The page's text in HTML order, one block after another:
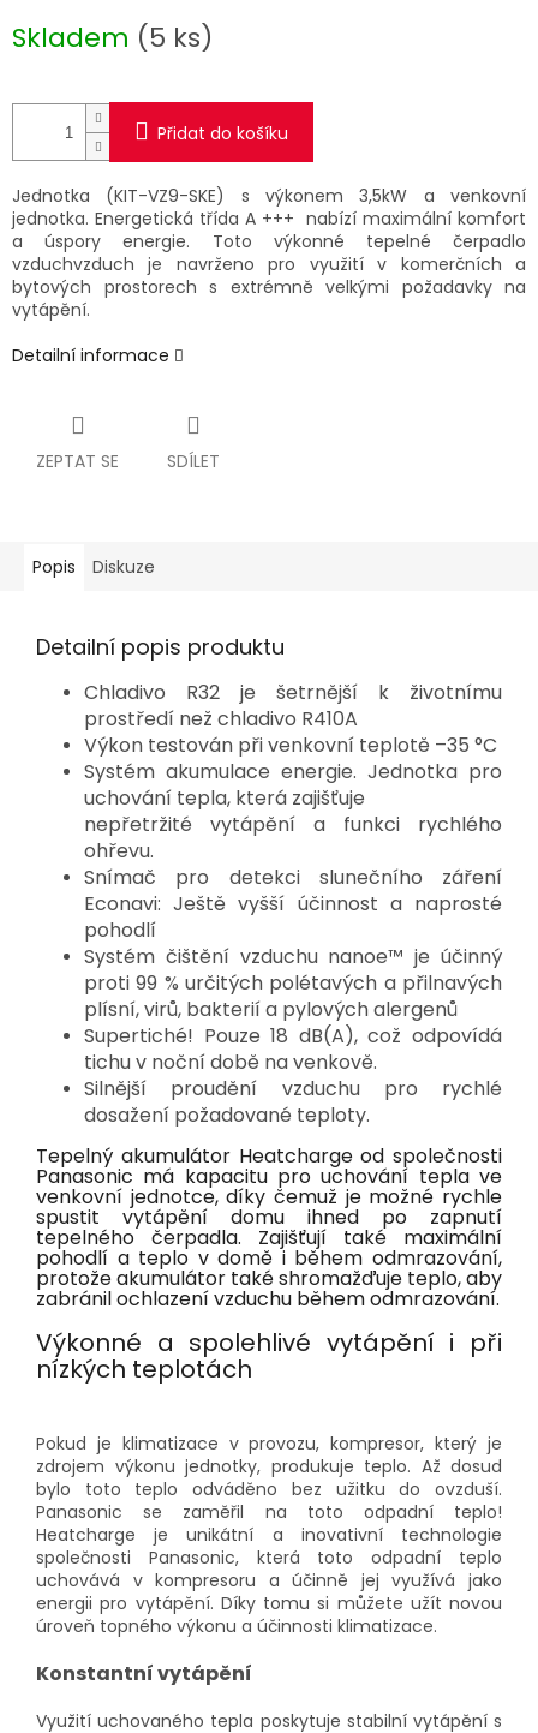
cena:
Skladem (5 ks)
Přidat do košíku
Jednotka (KIT-VZ9-SKE) s výkonem 3,5kW a venkovní
jednotka. Energetická třída A +++ nabízí maximální komfort
a úspory energie. Toto výkonné tepelné čerpadlo
vzduchvzduch je navrženo pro využití v komerčních a
bytových prostorech s extrémně velkými požadavky na
vytápění.
Detailní informace
ZEPTAT SE SDÍLET
Popis Diskuze
Detailní popis produktu
Chladivo R32 je šetrnější k životnímu
prostředí než chladivo R410A
Výkon testován při venkovní teplotě –35 °C
Systém akumulace energie. Jednotka pro
uchování tepla, která zajišťuje
nepřetržité vytápění a funkci rychlého
ohřevu.
Snímač pro detekci slunečního záření
Econavi: Ještě vyšší účinnost a naprosté
pohodlí
Systém čištění vzduchu nanoe™ je účinný
proti 99 % určitých polétavých a přilnavých
plísní, virů, bakterií a pylových alergenů
Supertiché! Pouze 18 dB(A), což odpovídá
tichu v noční době na venkově.
Silnější proudění vzduchu pro rychlé
dosažení požadované teploty.
Tepelný akumulátor Heatcharge od společnosti
Panasonic má kapacitu pro uchování tepla ve
venkovní jednotce, díky čemuž je možné rychle
spustit vytápění domu ihned po zapnutí
tepelného čerpadla. Zajišťují také maximální
pohodlí a teplo v domě i během odmrazování,
protože akumulátor také shromažďuje teplo, aby
zabránil ochlazení vzduchu během odmrazování.
Výkonné a spolehlivé vytápění i při
nízkých teplotách
Pokud je klimatizace v provozu, kompresor, který je
zdrojem výkonu jednotky, produkuje teplo. Až dosud
bylo toto teplo odváděno bez užitku do ovzduší.
Panasonic se zaměřil na toto odpadní teplo!
Heatcharge je unikátní a inovativní technologie
společnosti Panasonic, která toto odpadní teplo
uchovává v kompresoru a účinně jej využívá jako
energii pro vytápění. Díky tomu si můžete užít novou
úroveň topného výkonu a účinnosti klimatizace.
Konstantní vytápění
Využití uchovaného tepla poskytuje stabilní vytápění s